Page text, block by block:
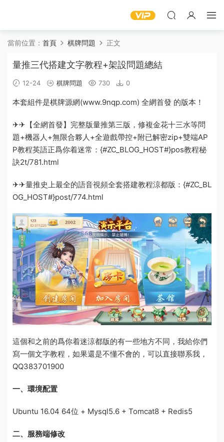
當前位置： 首頁 棋牌問題 正文
量推三代搭建文字教程+架設問題總結
12-24 棋牌問題 730 0
本套組件是棋牌源網(www.9nqp.com) 全網首發 的版本！
✈✈【全網首發】完整版量推第三版，修複金花十三水等問
題+機器人+無限合夥人+全遊戲帶控+附已解密zip+雙端AP
P教程英語正爲你着迷常： {#ZC_BLOG_HOST#}pos教程秘
訣2t/781.html
✈✈量推史上最全的語音視頻全套搭建教程涼都版： {#ZC_BL
OG_HOST#}post/774.html
這個和之前的爲你着迷涼都版的有一些地方不同，我給你們
寫一個文字教程，如果還是不懂不會的，可以直接聯系我，
QQ383701900
一、環境配置
Ubuntu 16.04 64位 + Mysql5.6 + Tomcat8 + Redis5
二、服務端修改